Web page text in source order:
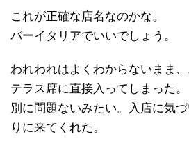
これが正確な店名なのかな。
バーイタリアでいいでしょう。
われわれはよくわからないまま
テラス席に直接入ってしまった。
別に問題ないみたい。入店に気
りに来てくれた。